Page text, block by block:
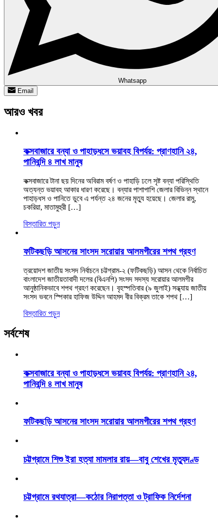
Whatsapp
Email
আরও খবর
কক্সবাজারে বন্যা ও পাহাড়ধসে ভয়াবহ বিপর্যয়: প্রাণহানি ২৪,
পানিবন্দি ৪ লাখ মানুষ
কক্সবাজারে টানা ছয় দিনের অবিরাম বর্ষণ ও পাহাড়ি ঢলে সৃষ্ট বন্যা পরিস্থিতি
অত্যন্ত ভয়াবহ আকার ধারণ করেছে। বন্যার পাশাপাশি জেলার বিভিন্ন স্থানে
পাহাড়ধস ও পানিতে ডুবে এ পর্যন্ত ২৪ জনের মৃত্যু হয়েছে। জেলার রামু,
চকরিয়া, মাতামুহুরী […]
বিস্তারিত পড়ুন
ফটিকছড়ি আসনের সাংসদ সরোয়ার আলমগীরের শপথ গ্রহণ
ত্রয়োদশ জাতীয় সংসদ নির্বাচনে চট্টগ্রাম-২ (ফটিকছড়ি) আসন থেকে নির্বাচিত
বাংলাদেশ জাতীয়তাবাদী দলের (বিএনপি) সংসদ সদস্য সরোয়ার আলমগীর
আনুষ্ঠানিকভাবে শপথ গ্রহণ করেছেন। বৃহস্পতিবার (৯ জুলাই) সন্ধ্যায় জাতীয়
সংসদ ভবনে স্পিকার হাফিজ উদ্দিন আহমদ বীর বিক্রম তাকে শপথ […]
বিস্তারিত পড়ুন
সর্বশেষ
কক্সবাজারে বন্যা ও পাহাড়ধসে ভয়াবহ বিপর্যয়: প্রাণহানি ২৪,
পানিবন্দি ৪ লাখ মানুষ
ফটিকছড়ি আসনের সাংসদ সরোয়ার আলমগীরের শপথ গ্রহণ
চট্টগ্রামে শিশু ইরা হত্যা মামলার রায়—বাবু শেখের মৃত্যুদণ্ড
চট্টগ্রামে রথযাত্রা—কঠোর নিরাপত্তা ও ট্রাফিক নির্দেশনা